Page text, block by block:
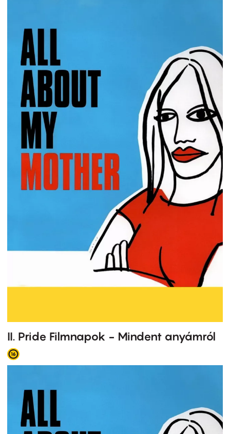
II. Pride Filmnapok - Mindent anyámról